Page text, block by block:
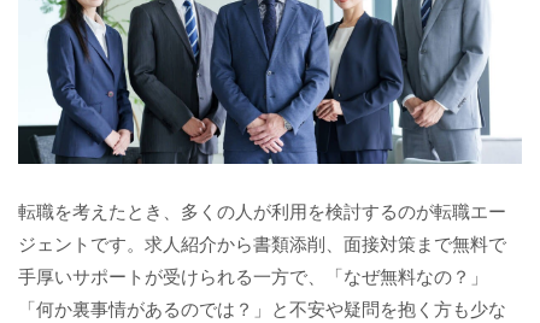
転職を考えたとき、多くの人が利用を検討するのが転職エー
ジェントです。求人紹介から書類添削、面接対策まで無料で
手厚いサポートが受けられる一方で、「なぜ無料なの？」
「何か裏事情があるのでは？」と不安や疑問を抱く方も少な